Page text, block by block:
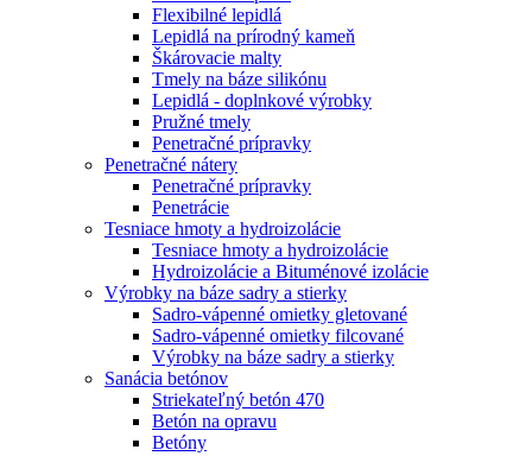
Flexibilné lepidlá
Lepidlá na prírodný kameň
Škárovacie malty
Tmely na báze silikónu
Lepidlá - doplnkové výrobky
Pružné tmely
Penetračné prípravky
Penetračné nátery
Penetračné prípravky
Penetrácie
Tesniace hmoty a hydroizolácie
Tesniace hmoty a hydroizolácie
Hydroizolácie a Bituménové izolácie
Výrobky na báze sadry a stierky
Sadro-vápenné omietky gletované
Sadro-vápenné omietky filcované
Výrobky na báze sadry a stierky
Sanácia betónov
Striekateľný betón 470
Betón na opravu
Betóny